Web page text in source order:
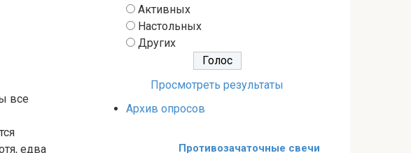
все
едва
Активных
Настольных
Других
Просмотреть результаты
Архив опросов
Противозачаточные свечи